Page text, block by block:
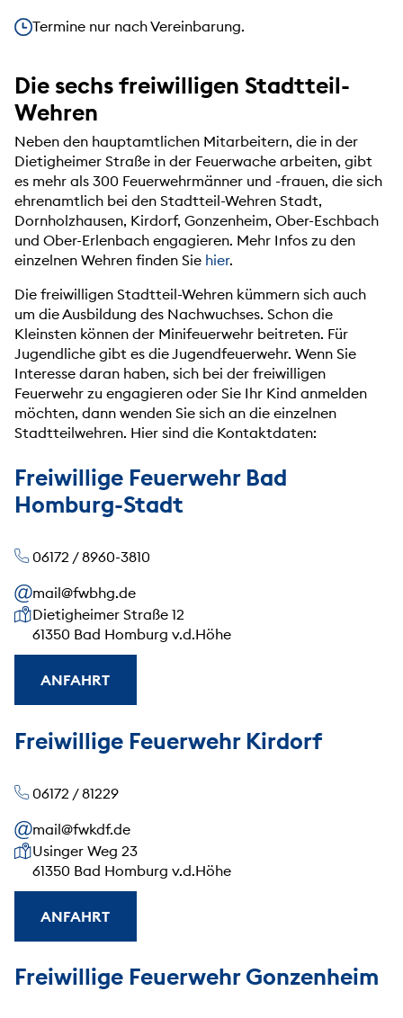
Unsere Öffnungszeiten
Termine nur nach Vereinbarung.
Die sechs freiwilligen Stadtteil-
Wehren
Neben den hauptamtlichen Mitarbeitern, die in der
Dietigheimer Straße in der Feuerwache arbeiten, gibt
es mehr als 300 Feuerwehrmänner und -frauen, die sich
ehrenamtlich bei den Stadtteil-Wehren Stadt,
Dornholzhausen, Kirdorf, Gonzenheim, Ober-Eschbach
und Ober-Erlenbach engagieren. Mehr Infos zu den
einzelnen Wehren finden Sie hier.
Die freiwilligen Stadtteil-Wehren kümmern sich auch
um die Ausbildung des Nachwuchses. Schon die
Kleinsten können der Minifeuerwehr beitreten. Für
Jugendliche gibt es die Jugendfeuerwehr. Wenn Sie
Interesse daran haben, sich bei der freiwilligen
Feuerwehr zu engagieren oder Sie Ihr Kind anmelden
möchten, dann wenden Sie sich an die einzelnen
Stadtteilwehren. Hier sind die Kontaktdaten:
Freiwillige Feuerwehr Bad
Homburg-Stadt
06172 / 8960-3810
mail@fwbhg.de
Unsere Anschrift
Dietigheimer Straße 12
61350 Bad Homburg v.d.Höhe
ANFAHRT
Freiwillige Feuerwehr Kirdorf
06172 / 81229
mail@fwkdf.de
Unsere Anschrift
Usinger Weg 23
61350 Bad Homburg v.d.Höhe
ANFAHRT
Freiwillige Feuerwehr Gonzenheim